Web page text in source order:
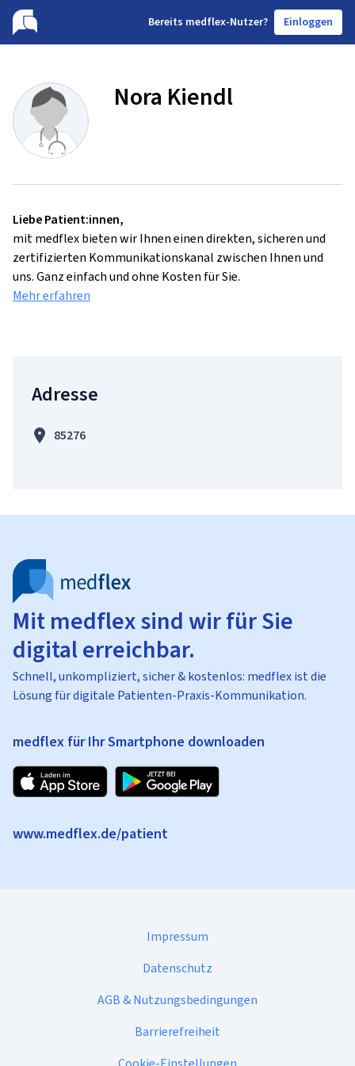
Bereits medflex-Nutzer? Einloggen
Nora Kiendl
Liebe Patient:innen,
mit medflex bieten wir Ihnen einen direkten, sicheren und
zertifizierten Kommunikationskanal zwischen Ihnen und
uns. Ganz einfach und ohne Kosten für Sie.
Mehr erfahren
Adresse
85276
Mit medflex sind wir für Sie
digital erreichbar.
Schnell, unkompliziert, sicher & kostenlos: medflex ist die
Lösung für digitale Patienten-Praxis-Kommunikation.
medflex für Ihr Smartphone downloaden
www.medflex.de/patient
Impressum
Datenschutz
AGB & Nutzungsbedingungen
Barrierefreiheit